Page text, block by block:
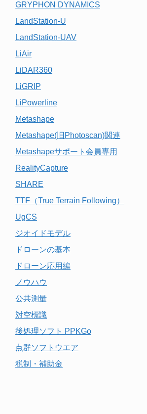
GRYPHON DYNAMICS
LandStation-U
LandStation-UAV
LiAir
LiDAR360
LiGRIP
LiPowerline
Metashape
Metashape(旧Photoscan)関連
Metashapeサポート会員専用
RealityCapture
SHARE
TTF（True Terrain Following）
UgCS
ジオイドモデル
ドローンの基本
ドローン応用編
ノウハウ
公共測量
対空標識
後処理ソフト PPKGo
点群ソフトウエア
税制・補助金